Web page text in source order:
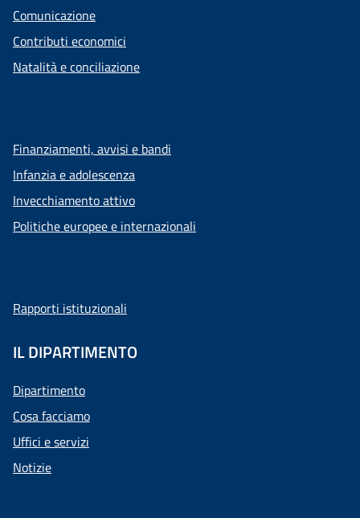
Comunicazione
Contributi economici
Natalità e conciliazione
Finanziamenti, avvisi e bandi
Infanzia e adolescenza
Invecchiamento attivo
Politiche europee e internazionali
Rapporti istituzionali
IL DIPARTIMENTO
Dipartimento
Cosa facciamo
Uffici e servizi
Notizie